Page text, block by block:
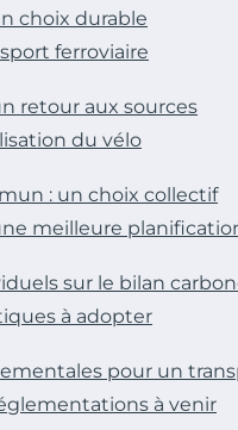
choix durable
ferroviaire
retour aux sources
du vélo
: un choix collectif
meilleure
sur le bilan
à adopter
pour un
à venir